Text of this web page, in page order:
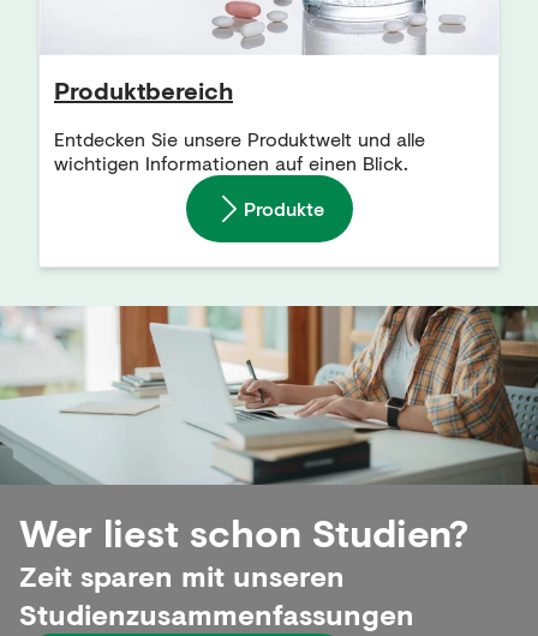
Produktbereich
Entdecken Sie unsere Produktwelt und alle
wichtigen Informationen auf einen Blick.
Produkte
Wer liest schon Studien?
Zeit sparen mit unseren
Studienzusammenfassungen